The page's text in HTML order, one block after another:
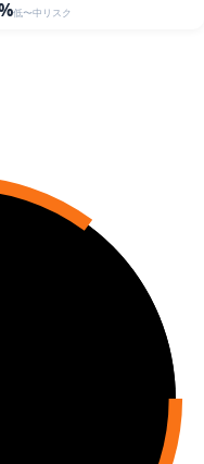
低〜中リスク